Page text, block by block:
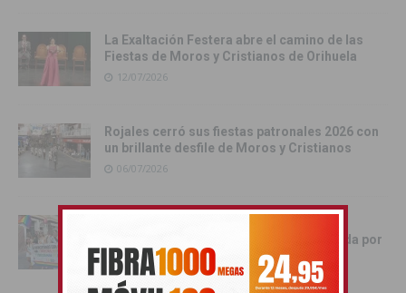
La Exaltación Festera abre el camino de las
Fiestas de Moros y Cristianos de Orihuela
12/07/2026
Rojales cerró sus fiestas patronales 2026 con
un brillante desfile de Moros y Cristianos
06/07/2026
celebración del Orgullo LGTBIQ+ marcada por
la participación y la convivencia
06/07/2026